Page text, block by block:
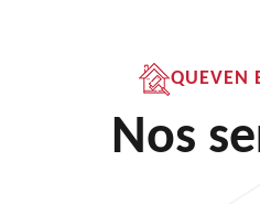
QUEVEN
Nos